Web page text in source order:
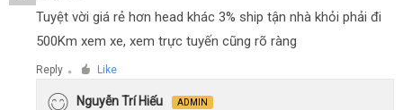
Tuyệt vời giá rẻ hơn head khác 3% ship tận nhà khỏi phải đi
500Km xem xe, xem trực tuyến cũng rõ ràng
Reply ● Like
Nguyễn Trí Hiếu ADMIN